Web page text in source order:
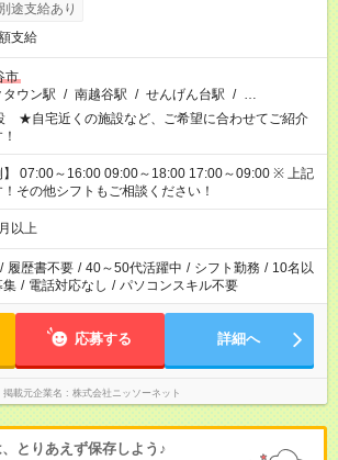
途支給あり
支給
市
ウン駅 / 南越谷駅 / せんげん台駅 / …
★自宅近くの施設など、ご希望に合わせてご紹介
07:00～16:00 09:00～18:00 17:00～09:00 ※ 上記
その他シフトもご相談ください！
以上
/ 履歴書不要 / 40～50代活躍中 / シフト勤務 / 10名以
集 / 電話対応なし / パソコンスキル不要
応募する 詳細へ
掲載元企業名 株式会社ニッソーネット
、とりあえず保存しよう♪